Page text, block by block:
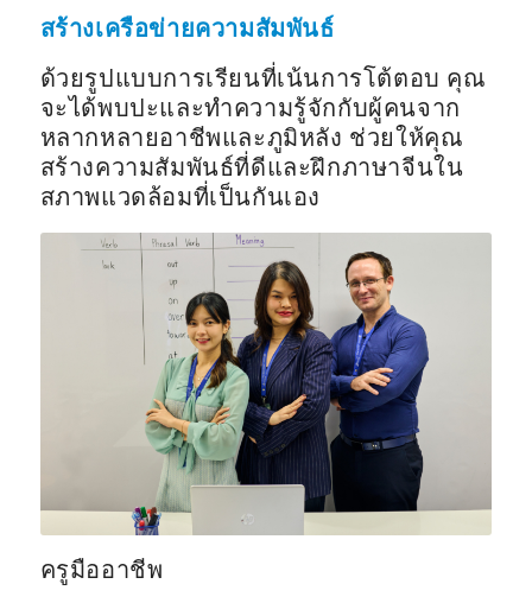
สร้างเครือข่ายความสัมพันธ์
ด้วยรูปแบบการเรียนที่เน้นการโต้ตอบ คุณ
จะได้พบปะและทำความรู้จักกับผู้คนจาก
หลากหลายอาชีพและภูมิหลัง ช่วยให้คุณ
สร้างความสัมพันธ์ที่ดีและฝึกภาษาจีนใน
สภาพแวดล้อมที่เป็นกันเอง
ครูมืออาชีพ